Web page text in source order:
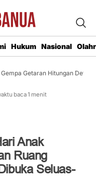
Hukum Nasional
Getaran Hitungan Detik
baca 1 menit
Anak
Ruang
Seluas-